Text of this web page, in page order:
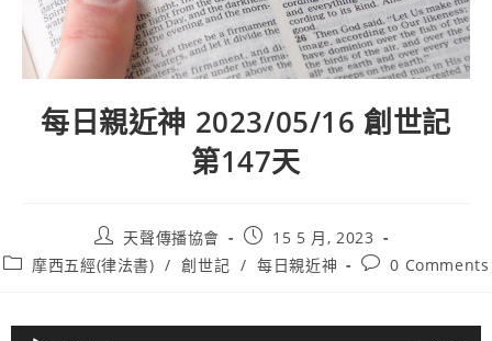
每日親近神 2023/05/16 創世記
第147天
Post
author:
天聲傳播協會
Post
published:
15 5 月, 2023
Post摩西五經(律法書) / 創世記 / 每日親近神
Post0 Comments